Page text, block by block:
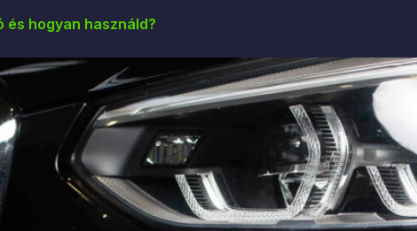
és hogyan használd?